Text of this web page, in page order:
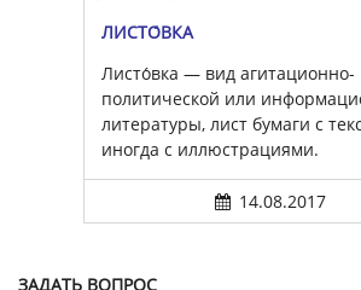
ЛИСТО́ВКА
Листо́вка — вид агитационно-
политической или
литературы, лист бумаги с
иногда с иллюстрациями.
14.08.2017
ЗАДАТЬ ВОПРОС